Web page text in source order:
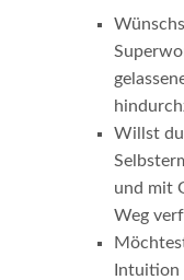
Willst
und mit
Weg